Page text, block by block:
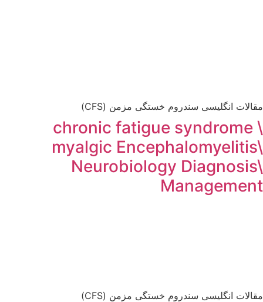
مقالات انگلیسی سندروم خستگی مزمن (CFS)
chronic fatigue syndrome \
myalgic Encephalomyelitis\
Neurobiology Diagnosis\
Management
مقالات انگلیسی سندروم خستگی مزمن (CFS)